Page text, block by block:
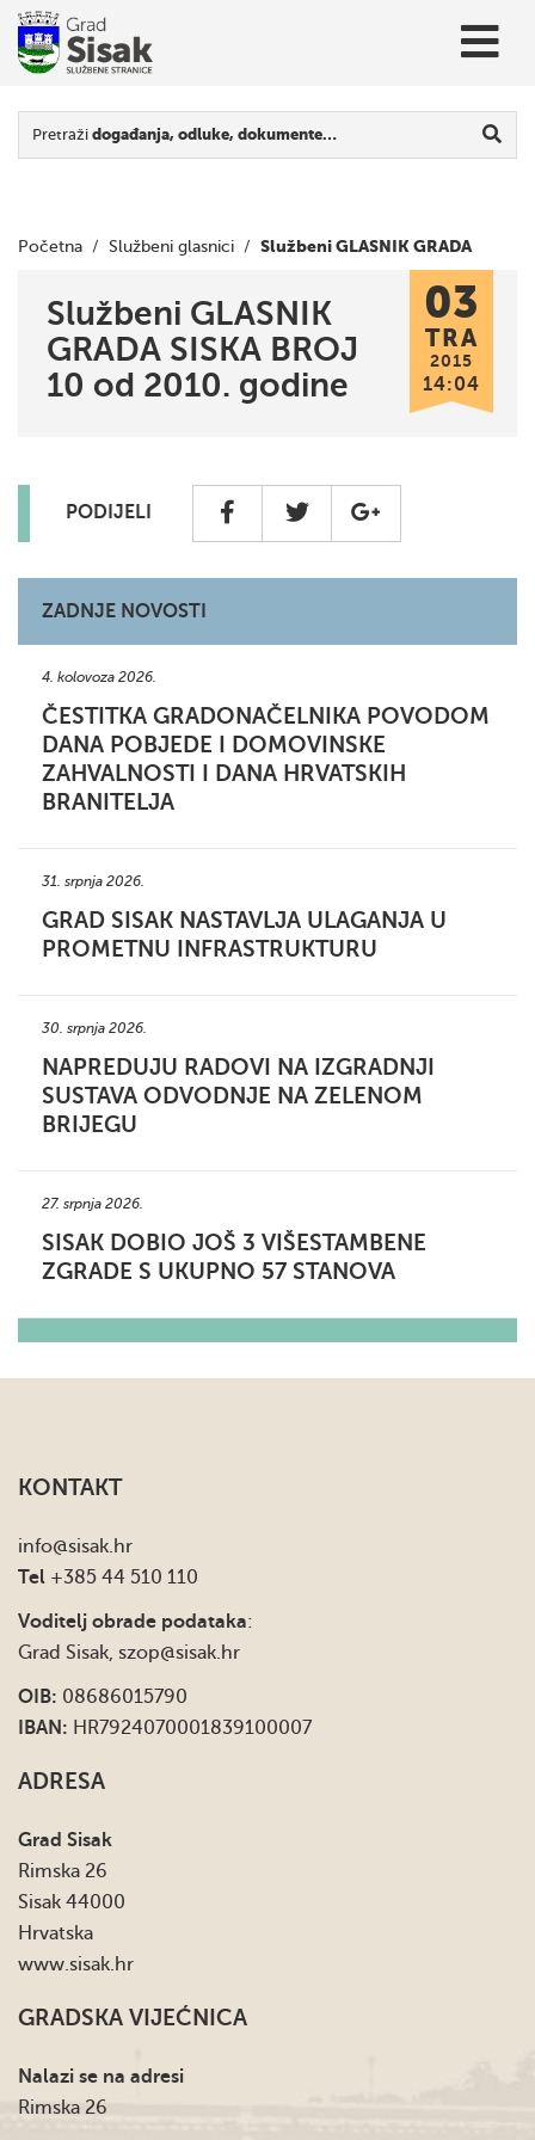
Pretraži događanja, odluke, dokumente…
Početna / Službeni glasnici / Službeni GLASNIK GRADA
Službeni GLASNIK
GRADA SISKA BROJ
10 od 2010. godine
03
TRA
2015
14:04
PODIJELI
ZADNJE NOVOSTI
4. kolovoza 2026.
ČESTITKA GRADONAČELNIKA POVODOM
DANA POBJEDE I DOMOVINSKE
ZAHVALNOSTI I DANA HRVATSKIH
BRANITELJA
31. srpnja 2026.
GRAD SISAK NASTAVLJA ULAGANJA U
PROMETNU INFRASTRUKTURU
30. srpnja 2026.
NAPREDUJU RADOVI NA IZGRADNJI
SUSTAVA ODVODNJE NA ZELENOM
BRIJEGU
27. srpnja 2026.
SISAK DOBIO JOŠ 3 VIŠESTAMBENE
ZGRADE S UKUPNO 57 STANOVA
KONTAKT
info@sisak.hr
Tel +385 44 510 110
Voditelj obrade podataka:
Grad Sisak, szop@sisak.hr
OIB: 08686015790
IBAN: HR7924070001839100007
ADRESA
Grad Sisak
Rimska 26
Sisak 44000
Hrvatska
www.sisak.hr
GRADSKA VIJEĆNICA
Nalazi se na adresi
Rimska 26